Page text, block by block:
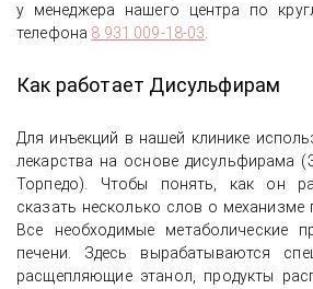
у менеджера нашего центра по
телефона 8 931 009-18-03
Как работает Дисульфирам
Для инъекций в нашей клинике
лекарства на основе дисульфирама
Торпедо). Чтобы понять, как он
сказать несколько слов о механизме
Все необходимые метаболические
печени. Здесь вырабатываются
расщепляющие этанол, продукты